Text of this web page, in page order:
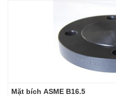
Mặt bích ASME B16.5